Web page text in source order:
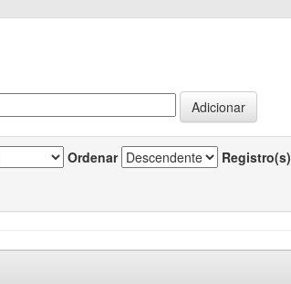
Ordenar Registro(s)